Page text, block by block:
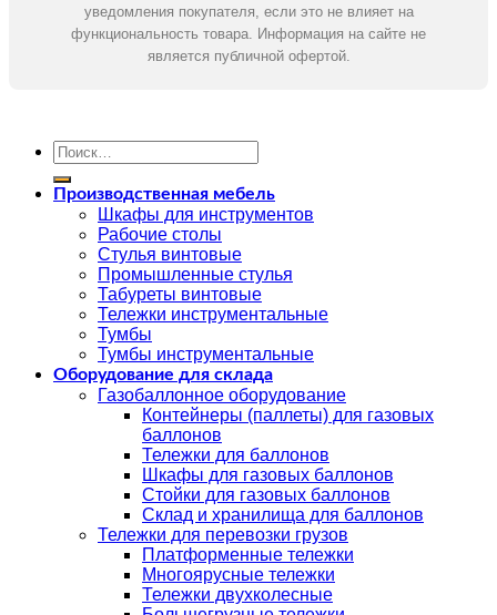
уведомления покупателя, если это не влияет на
функциональность товара. Информация на сайте не
является публичной офертой.
Искать:
Производственная мебель
Шкафы для инструментов
Рабочие столы
Стулья винтовые
Промышленные стулья
Табуреты винтовые
Тележки инструментальные
Тумбы
Тумбы инструментальные
Оборудование для склада
Газобаллонное оборудование
Контейнеры (паллеты) для газовых
баллонов
Тележки для баллонов
Шкафы для газовых баллонов
Стойки для газовых баллонов
Склад и хранилища для баллонов
Тележки для перевозки грузов
Платформенные тележки
Многоярусные тележки
Тележки двухколесные